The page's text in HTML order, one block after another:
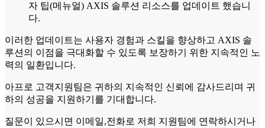
자 팁(메뉴얼) AXIS 솔루션 리소스를 업데이트 했습니
다.
이러한 업데이트는 사용자 경험과 스킬을 향상하고 AXIS 솔
루션의 이점을 극대화할 수 있도록 보장하기 위한 지속적인 노
력의 일환입니다.
아프로 고객지원팀은 귀하의 지속적인 신뢰에 감사드리며 귀
하의 성공을 지원하기를 기대합니다.
질문이 있으시면 이메일,전화로 저희 지원팀에 연락하시거나